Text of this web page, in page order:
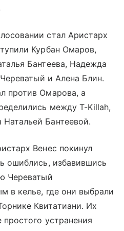
стал Аристарх
Курбан Омаров,
Бантеева, Надежда
и Алена Блин.
против Омарова, а
между T-Killah,
Бантеевой.
Венес покинул
ошиблись, избавившись
Череватый
в келье, где они выбрали
Квитатиани. Их
простого устранения